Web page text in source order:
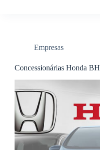
Empresas
Concessionárias Honda BH